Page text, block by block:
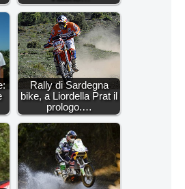
Rally di Sardegna
bike, a Liordella Prat il
prologo.…